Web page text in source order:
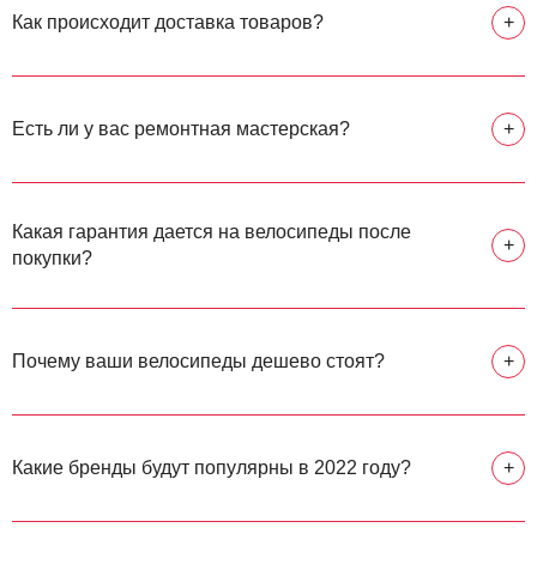
Как происходит доставка товаров? +
Есть ли у вас ремонтная мастерская? +
Какая гарантия дается на велосипеды после
покупки?
+
Почему ваши велосипеды дешево стоят? +
Какие бренды будут популярны в 2022 году? +